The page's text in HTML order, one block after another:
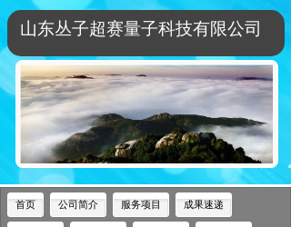
山东丛子超赛量子科技有限公司
山东丛子超赛量子科技有限公司
首页 公司简介 服务项目 成果速递